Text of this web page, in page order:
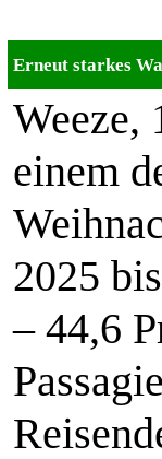
Erneut starkes
Weeze,
einem
2025
– 44,6